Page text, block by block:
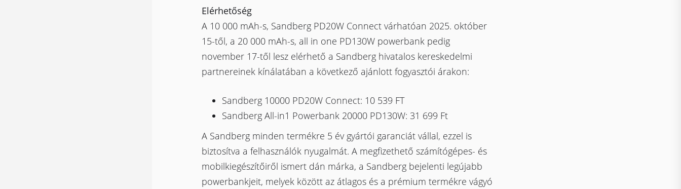
Elérhetőség
A 10 000 mAh-s, Sandberg PD20W Connect várhatóan 2025. október
15-től, a 20 000 mAh-s, all in one PD130W powerbank pedig
november 17-től lesz elérhető a Sandberg hivatalos kereskedelmi
partnereinek kínálatában a következő ajánlott fogyasztói árakon:
Sandberg 10000 PD20W Connect: 10 539 FT
Sandberg All-in1 Powerbank 20000 PD130W: 31 699 Ft
A Sandberg minden termékre 5 év gyártói garanciát vállal, ezzel is
biztosítva a felhasználók nyugalmát. A megfizethető számítógépes- és
mobilkiegészítőiről ismert dán márka, a Sandberg bejelenti legújabb
powerbankjeit, melyek között az átlagos és a prémium termékre vágyó